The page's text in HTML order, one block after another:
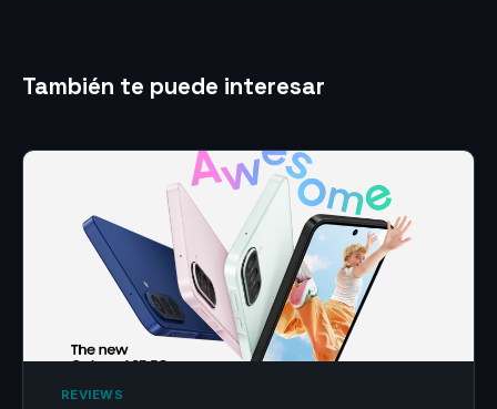
También te puede interesar
‎ REVIEWS‎